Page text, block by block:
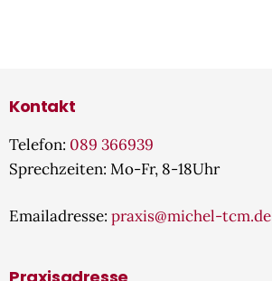
Kontakt
Telefon: 089 366939
Sprechzeiten: Mo-Fr, 8-18Uhr
Emailadresse: praxis@michel-tcm.de